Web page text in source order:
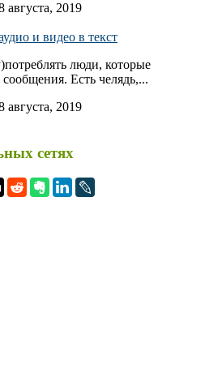
августа, 2019
и видео в текст
люди, которые
Есть челядь,...
августа, 2019
сетях